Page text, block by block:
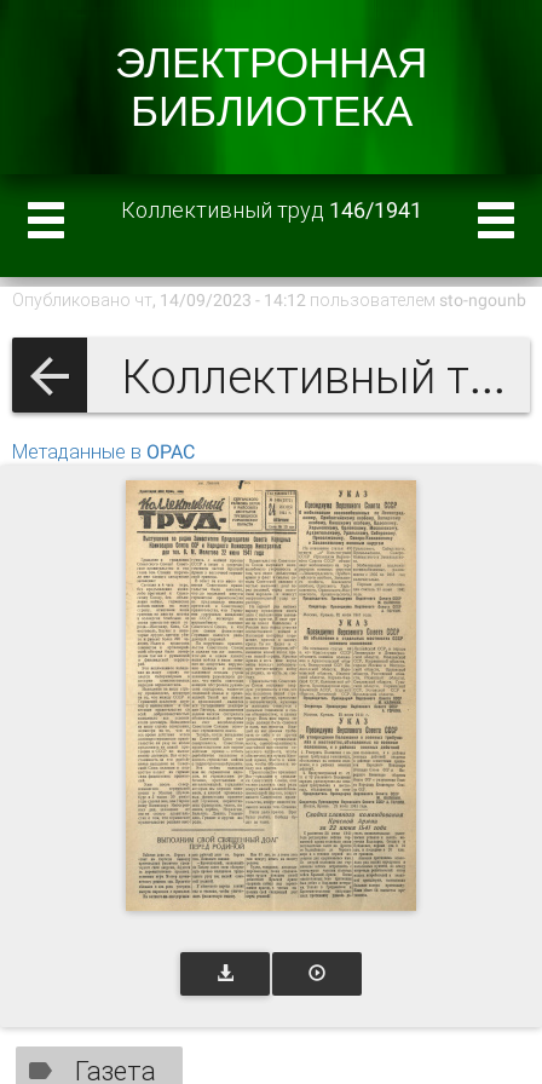
Коллективный труд 146/1941
Опубликовано чт, 14/09/2023 - 14:12 пользователем sto-ngounb
Коллективный труд 1941 г.
Метаданные в OPAC
Газета